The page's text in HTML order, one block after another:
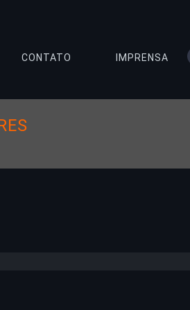
CONTATO IMPRENSA